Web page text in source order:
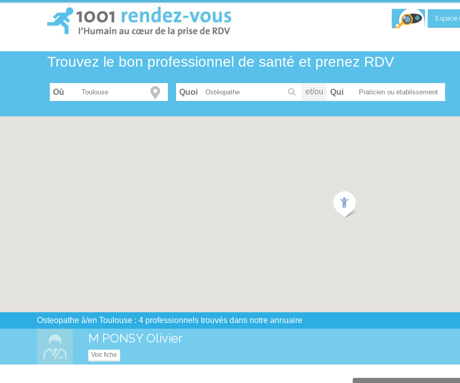
Espace
Trouvez le bon professionnel de santé et prenez RDV
Où Ostéopathe et/ou Qui
Osteopathe à/en Toulouse : 4 professionnels trouvés dans notre annuaire
M PONSY Olivier
Voir fiche